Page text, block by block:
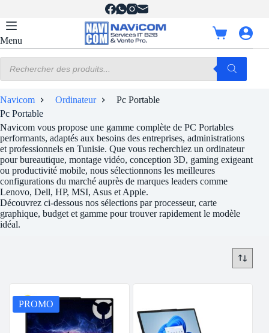
contenu
Menu
Panier
d’achat
produits
Navicom Ordinateur
Pc Portable
Pc Portable
Navicom vous propose une gamme complète de PC Portables
performants, adaptés aux besoins des entreprises, administrations
et professionnels en Tunisie. Que vous recherchiez un ordinateur
pour bureautique, montage vidéo, conception 3D, gaming exigeant
ou productivité mobile, nous sélectionnons les meilleures
configurations du marché auprès de marques leaders comme
Lenovo, Dell, HP, MSI, Asus et Apple.
Découvrez ci-dessous nos sélections par processeur, carte
graphique, budget et gamme pour trouver rapidement le modèle
idéal.
PROMO